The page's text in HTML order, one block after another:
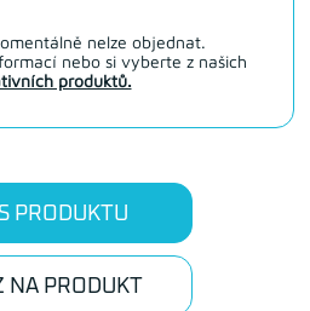
nelze objednat.
nebo si vyberte z našich
produktů.
PRODUKTU
NA PRODUKT